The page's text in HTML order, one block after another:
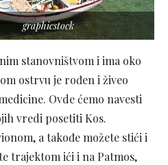
graphicstock
stanovništvom i ima oko
ostrvu je rođen i živeo
Ovde ćemo navesti
vredi posetiti Kos.
a takođe možete stići i
trajektom ići i na Patmos,